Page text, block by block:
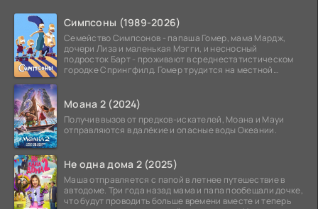
Симпсоны (1989-2026)
Семейство Симпсонов - папаша Гомер, мама Мардж,
дочери Лиза и маленькая Мэгги, и несносный
подросток Барт - проживают в среднестатистическом
городке Спрингфилд. Гомер трудится на местной
Моана 2 (2024)
Получив вызов от предков-искателей, Моана и Мауи
отправляются в далёкие и опасные воды Океании.
Не одна дома 2 (2025)
Маша отправляется с папой в летнее путешествие в
автодоме. Три года назад мама и папа пообещали дочке,
что будут проводить больше времени вместе и теперь